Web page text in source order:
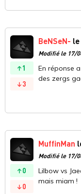
1
3
BeNSeN-
Modifié le 17/
En réponse
des zergs
0
0
MuffinMan
Modifié le 17/
Lilbow vs
mais miam !